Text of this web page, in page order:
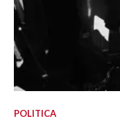
POLITICA